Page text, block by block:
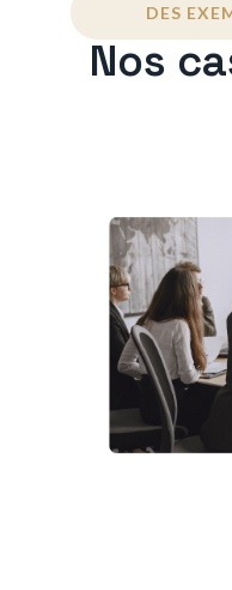
DES
Nos